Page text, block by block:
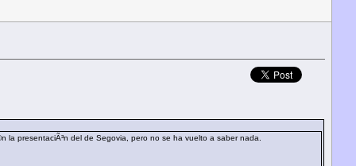
presentaciÃ³n del de Segovia, pero no se ha vuelto a saber nada.